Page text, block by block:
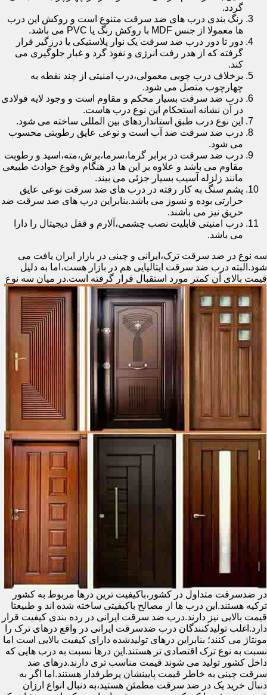
گردد.
رنگ بندی درب های ضد سرقت متنوع است و روکش این درب
ها معمولا از جنس MDF با روکش رنگ یا PVC می باشد.
دور تا دور درب ضد سرقت یک نوار پلاستیکی یا درزگیر قرار
گرفته که از هدر رفت انرژی و نفوذ گرد و غبار جلوگیری می
کند.
برخلاف درب چوبی معمولی،درب امنیتی از چند نقطه به
چهارچوب متصل می شود.
درب ضد سرقت بسیار محکم و مقاوم است و وجود لایه فولادی
در آن نشانه استحکام این نوع درب هاست.
این نوع درب طبق استانداردهای بین المللی ساخته می شود.
درب ضد سرقت ضد آب است و نوعی عایق رطوبتی محسوب
می شود.
درب ضد سرقت در برابر گرما،سرما،برش،مته،اسید و رطوبت
مقاوم می باشد و علاوه بر این ها در هنگام وقوع حوادث طبیعی
مانند زلزله آسیب بسیار جزئی می بیند.
پشم سنگ به کار رفته در درب های ضد سرقت نوعی عایق
حرارتی بوده و نسوز می باشد.بنابراین درب های ضد سرقت ضد
حریق نیز می باشند.
درب امنیتی قابلیت نصب چشمی،آلارم و قفل دیجیتال را دارا
می باشد.
سه نوع در ضد سرقت ترک،ایرانی و چینی در بازار ایران یافت می
شود.البته درب ضد سرقت ایتالیایی هم در بازار هست،اما به دلیل
قیمت بالای آن کمتر مورد استقبال قرار گرفته است.در میان سه نوع
در ضدسرقت متداول در کشور،باکیفیت ترین درها مربوط به کشور
ترکیه هستند.این درب ها از مصالح باکیفیتی ساخته شده اند و طبیعتا
قیمت بالایی نیز دارند.درب ضد سرقت ایرانی در رده بندی کیفیت قرار
دارد.اغلب تولیدکنندگان درب ضدسرقت ایرانی در واقع درهای ترک را
مونتاژ می کنند؛ بنابراین درهای تولیدشده دارای کیفیت بالایی است اما
نسبت به نوع ترک اقتصادی تر هستند.این درها نسبت به درب هایی که
داخل کشور تولید می شوند قیمت مناسب تری دارند.درهای ضد
سرقت چینی به خاطر قیمت پایینشان پرطرفدار هستند.اما اگر به
دنبال خرید یک در ضد سرقت مطمئن هستید،به دنبال انواع ارزان